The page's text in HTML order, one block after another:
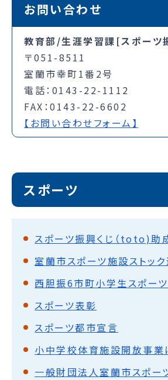
お問い合わせ
教育部/生涯学習課[スポーツ
〒051-8511
室蘭市幸町1番2号
電話：0143-22-1112
FAX：0143-22-6602
【お問い合わせフォーム】
スポーツ
スポーツ振興くじ（toto)助
室蘭市スポーツ施設ストッ
西胆振6市町小学生スポー
スポーツ表彰
スポーツ都市宣言
小中学校体育施設開放事業
一般財団法人室蘭市スポー